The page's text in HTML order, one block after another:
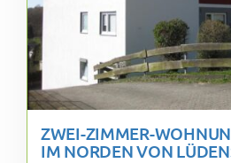
ZWEI-ZIMMER-
IM NORDEN VON